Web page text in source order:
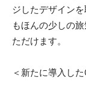
ジしたデザイン
もほんの少しの
ただけます。
＜新たに導入し